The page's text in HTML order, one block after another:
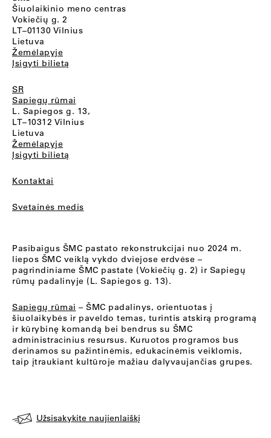
Šiuolaikinio meno centras
Vokiečių g. 2
LT–01130 Vilnius
Lietuva
Žemėlapyje
Įsigyti bilietą
SR
Sapiegų rūmai
L. Sapiegos g. 13,
LT–10312 Vilnius
Lietuva
Žemėlapyje
Įsigyti bilietą
Kontaktai
Svetainės medis
Pasibaigus ŠMC pastato rekonstrukcijai nuo 2024 m.
liepos ŠMC veiklą vykdo dviejose erdvėse –
pagrindiniame ŠMC pastate (Vokiečių g. 2) ir Sapiegų
rūmų padalinyje (L. Sapiegos g. 13).
Sapiegų rūmai – ŠMC padalinys, orientuotas į
šiuolaikybės ir paveldo temas, turintis atskirą programą
ir kūrybinę komandą bei bendrus su ŠMC
administracinius resursus. Kuruotos programos bus
derinamos su pažintinėmis, edukacinėmis veiklomis,
taip įtraukiant kultūroje mažiau dalyvaujančias grupes.
Užsisakykite naujienlaiškį